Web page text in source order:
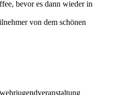
bevor es dann wieder in
von dem schönen